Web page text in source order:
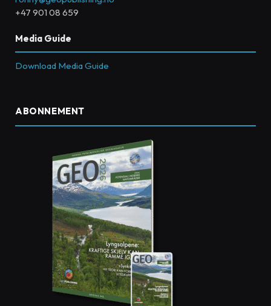
+47 901 08 659
Media Guide
Download Media Guide
ABONNEMENT